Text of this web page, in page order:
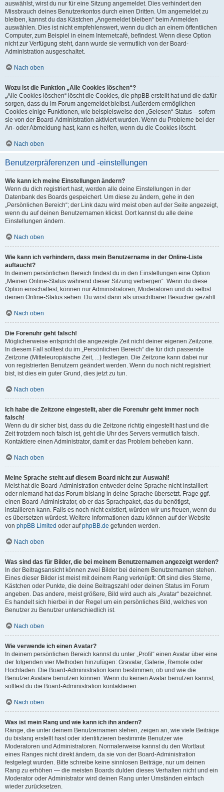
auswählst, wirst du nur für eine Sitzung angemeldet. Dies verhindert den
Missbrauch deines Benutzerkontos durch einen Dritten. Um angemeldet zu
bleiben, kannst du das Kästchen „Angemeldet bleiben“ beim Anmelden
auswählen. Dies ist nicht empfehlenswert, wenn du dich an einem öffentlichen
Computer, zum Beispiel in einem Internetcafé, befindest. Wenn diese Option
nicht zur Verfügung steht, dann wurde sie vermutlich von der Board-
Administration ausgeschaltet.
Nach oben
Wozu ist die Funktion „Alle Cookies löschen“?
„Alle Cookies löschen“ löscht die Cookies, die phpBB erstellt hat und die dafür
sorgen, dass du im Forum angemeldet bleibst. Außerdem ermöglichen
Cookies einige Funktionen, wie beispielsweise den „Gelesen“-Status – sofern
sie von der Board-Administration aktiviert wurden. Wenn du Probleme bei der
An- oder Abmeldung hast, kann es helfen, wenn du die Cookies löscht.
Nach oben
Benutzerpräferenzen und -einstellungen
Wie kann ich meine Einstellungen ändern?
Wenn du dich registriert hast, werden alle deine Einstellungen in der
Datenbank des Boards gespeichert. Um diese zu ändern, gehe in den
„Persönlichen Bereich“; der Link dazu wird meist oben auf der Seite angezeigt,
wenn du auf deinen Benutzernamen klickst. Dort kannst du alle deine
Einstellungen ändern.
Nach oben
Wie kann ich verhindern, dass mein Benutzername in der Online-Liste
auftaucht?
In deinem persönlichen Bereich findest du in den Einstellungen eine Option
„Meinen Online-Status während dieser Sitzung verbergen“. Wenn du diese
Option einschaltest, können nur Administratoren, Moderatoren und du selbst
deinen Online-Status sehen. Du wirst dann als unsichtbarer Besucher gezählt.
Nach oben
Die Forenuhr geht falsch!
Möglicherweise entspricht die angezeigte Zeit nicht deiner eigenen Zeitzone.
In diesem Fall solltest du im „Persönlichen Bereich“ die für dich passende
Zeitzone (Mitteleuropäische Zeit, ...) festlegen. Die Zeitzone kann dabei nur
von registrierten Benutzern geändert werden. Wenn du noch nicht registriert
bist, ist dies ein guter Grund, dies jetzt zu tun.
Nach oben
Ich habe die Zeitzone eingestellt, aber die Forenuhr geht immer noch
falsch!
Wenn du dir sicher bist, dass du die Zeitzone richtig eingestellt hast und die
Zeit trotzdem noch falsch ist, geht die Uhr des Servers vermutlich falsch.
Kontaktiere einen Administrator, damit er das Problem beheben kann.
Nach oben
Meine Sprache steht auf diesem Board nicht zur Auswahl!
Meist hat die Board-Administration entweder deine Sprache nicht installiert
oder niemand hat das Forum bislang in deine Sprache übersetzt. Frage ggf.
einen Board-Administrator, ob er das Sprachpaket, das du benötigst,
installieren kann. Falls es noch nicht existiert, würden wir uns freuen, wenn du
es übersetzen würdest. Weitere Informationen dazu können auf der Website
von phpBB Limited oder aufphpBB.de gefunden werden.
Nach oben
Was sind das für Bilder, die bei meinem Benutzernamen angezeigt werden?
In der Beitragsansicht können zwei Bilder bei deinem Benutzernamen stehen.
Eines dieser Bilder ist meist mit deinem Rang verknüpft: Oft sind dies Sterne,
Kästchen oder Punkte, die deine Beitragszahl oder deinen Status im Forum
angeben. Das andere, meist größere, Bild wird auch als „Avatar“ bezeichnet.
Es handelt sich hierbei in der Regel um ein persönliches Bild, welches von
Benutzer zu Benutzer unterschiedlich ist.
Nach oben
Wie verwende ich einen Avatar?
In deinem persönlichen Bereich kannst du unter „Profil“ einen Avatar über eine
der folgenden vier Methoden hinzufügen: Gravatar, Galerie, Remote oder
Hochladen. Die Board-Administration kann bestimmen, ob und wie die
Benutzer Avatare benutzen können. Wenn du keinen Avatar benutzen kannst,
solltest du die Board-Administration kontaktieren.
Nach oben
Was ist mein Rang und wie kann ich ihn ändern?
Ränge, die unter deinem Benutzernamen stehen, zeigen an, wie viele Beiträge
du bislang erstellt hast oder identifizieren bestimmte Benutzer wie
Moderatoren und Administratoren. Normalerweise kannst du den Wortlaut
eines Ranges nicht direkt ändern, da sie von der Board-Administration
festgelegt wurden. Bitte schreibe keine sinnlosen Beiträge, nur um deinen
Rang zu erhöhen — die meisten Boards dulden dieses Verhalten nicht und ein
Moderator oder Administrator wird deinen Rang unter Umständen einfach
wieder zurücksetzen.